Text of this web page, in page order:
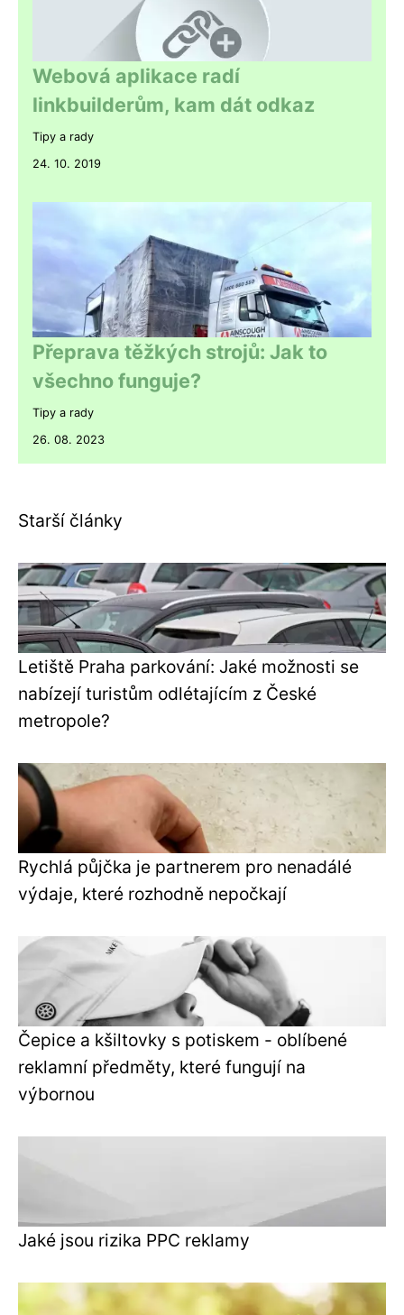
Webová aplikace radí
linkbuilderům, kam dát odkaz
Tipy a rady
24. 10. 2019
Přeprava těžkých strojů: Jak to
všechno funguje?
Tipy a rady
26. 08. 2023
Starší články
Letiště Praha parkování: Jaké možnosti se
nabízejí turistům odlétajícím z České
metropole?
Rychlá půjčka je partnerem pro nenadálé
výdaje, které rozhodně nepočkají
Čepice a kšiltovky s potiskem - oblíbené
reklamní předměty, které fungují na
výbornou
Jaké jsou rizika PPC reklamy